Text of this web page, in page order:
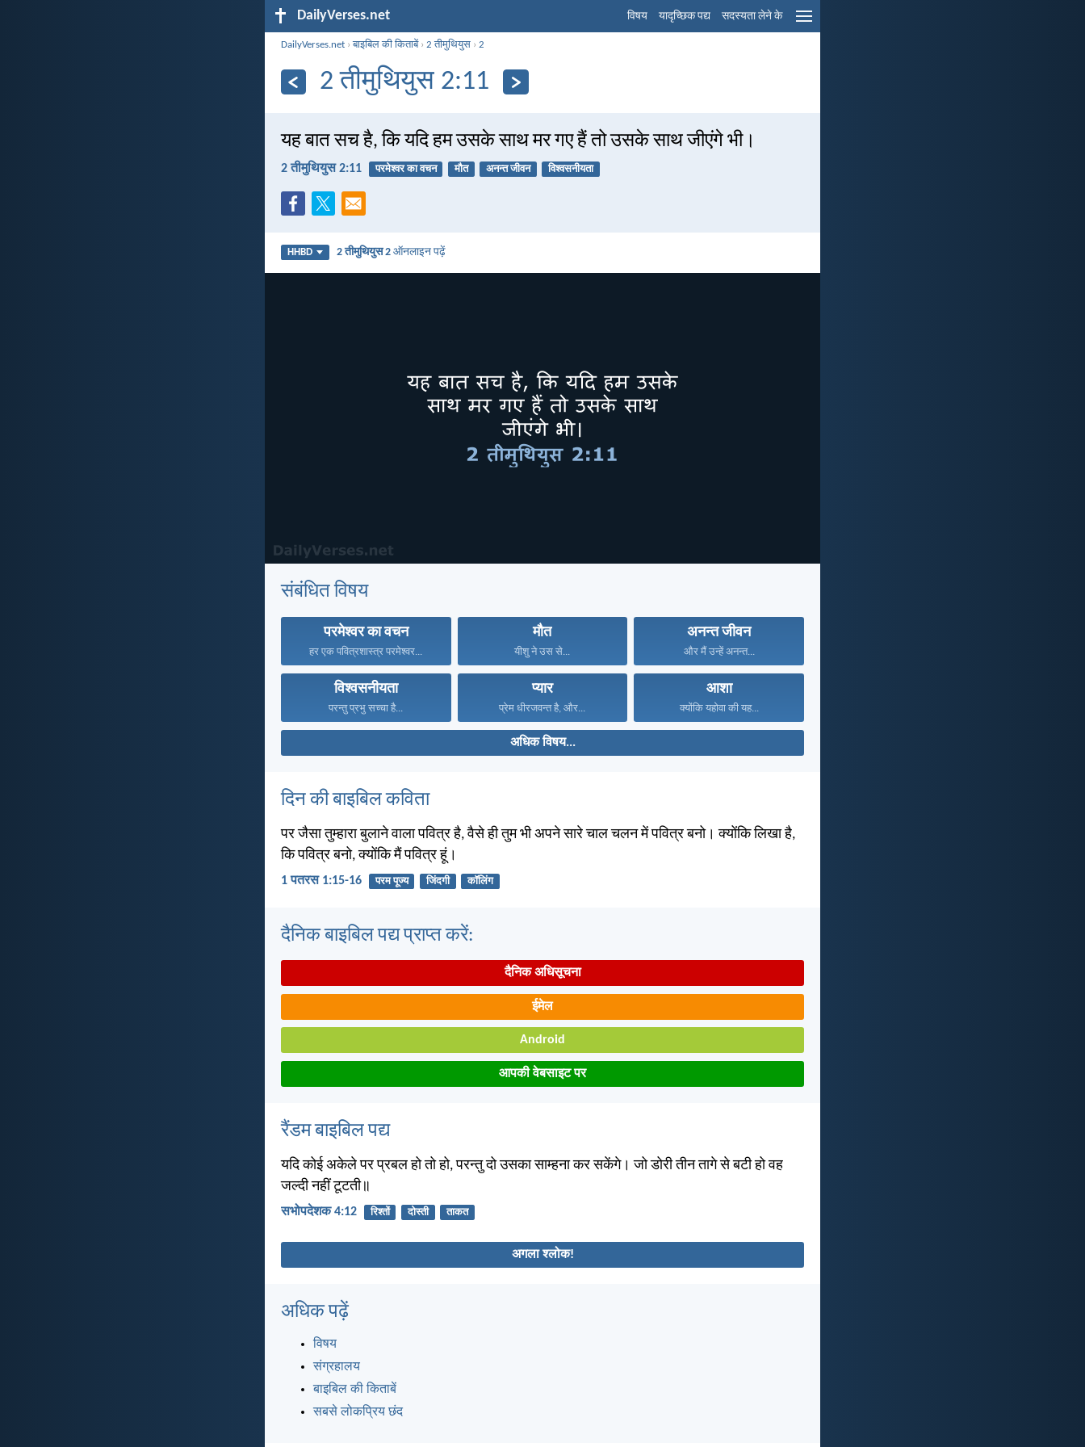
DailyVerses.net विषय यादृच्छिक पद्य सदस्यता लेने के
DailyVerses.net ›बाइबिल की किताबें›2 तीमुथियुस ›2
2 तीमुथियुस 2:11
यह बात सच है, कि यदि हम उसके साथ मर गए हैं तो उसके साथ जीएंगे भी।
2 तीमुथियुस 2:11 परमेश्वर का वचन मौत अनन्त जीवन विश्वसनीयता
HHBD 2 तीमुथियुस 2 ऑनलाइन पढ़ें
संबंधित विषय
परमेश्वर का वचन
हर एक पवित्रशास्त्र परमेश्वर...
मौत
यीशु ने उस से...
अनन्त जीवन
और मैं उन्हें अनन्त...
विश्वसनीयता
परन्तु प्रभु सच्चा है...
प्यार
प्रेम धीरजवन्त है, और...
आशा
क्योंकि यहोवा की यह...
अधिक विषय...
दिन की बाइबिल कविता
पर जैसा तुम्हारा बुलाने वाला पवित्र है, वैसे ही तुम भी अपने सारे चाल चलन में पवित्र बनो। क्योंकि लिखा है,
कि पवित्र बनो, क्योंकि मैं पवित्र हूं।
1 पतरस 1:15-16 परम पूज्य जिंदगी कॉलिंग
दैनिक बाइबिल पद्य प्राप्त करें:
दैनिक अधिसूचना
ईमेल
Android
आपकी वेबसाइट पर
रैंडम बाइबिल पद्य
यदि कोई अकेले पर प्रबल हो तो हो, परन्तु दो उसका साम्हना कर सकेंगे। जो डोरी तीन तागे से बटी हो वह
जल्दी नहीं टूटती॥
सभोपदेशक 4:12 रिश्तों दोस्ती ताकत
अगला श्लोक!
अधिक पढ़ें
विषय
संग्रहालय
बाइबिल की किताबें
सबसे लोकप्रिय छंद